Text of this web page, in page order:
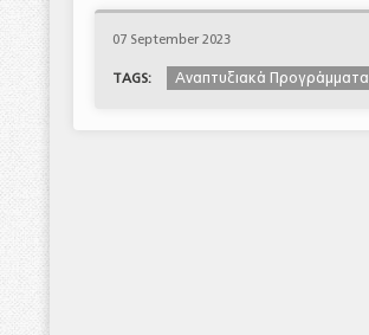
07 September 2023
TAGS: Αναπτυξιακά Προγράμματα